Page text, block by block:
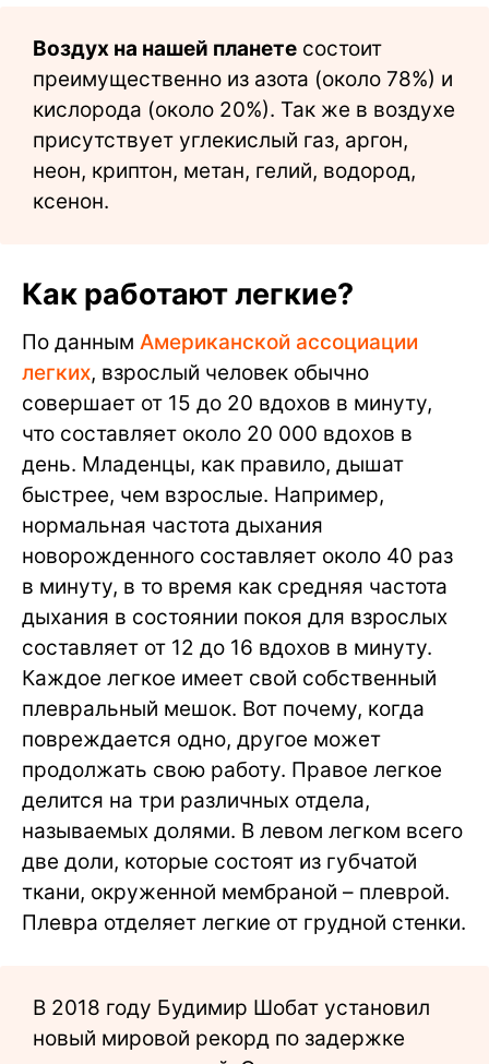
Воздух на нашей планете состоит
преимущественно из азота (около 78%) и
кислорода (около 20%). Так же в воздухе
присутствует углекислый газ, аргон,
неон, криптон, метан, гелий, водород,
ксенон.
Как работают легкие?
По данным Американской ассоциации
легких, взрослый человек обычно
совершает от 15 до 20 вдохов в минуту,
что составляет около 20 000 вдохов в
день. Младенцы, как правило, дышат
быстрее, чем взрослые. Например,
нормальная частота дыхания
новорожденного составляет около 40 раз
в минуту, в то время как средняя частота
дыхания в состоянии покоя для взрослых
составляет от 12 до 16 вдохов в минуту.
Каждое легкое имеет свой собственный
плевральный мешок. Вот почему, когда
повреждается одно, другое может
продолжать свою работу. Правое легкое
делится на три различных отдела,
называемых долями. В левом легком всего
две доли, которые состоят из губчатой
ткани, окруженной мембраной – плеврой.
Плевра отделяет легкие от грудной стенки.
В 2018 году Будимир Шобат установил
новый мировой рекорд по задержке